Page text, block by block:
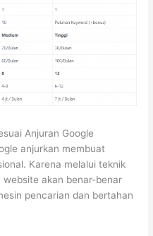
Anjuran Google
anjurkan membuat
Karena melalui teknik
website akan benar-benar
pencarian dan bertahan